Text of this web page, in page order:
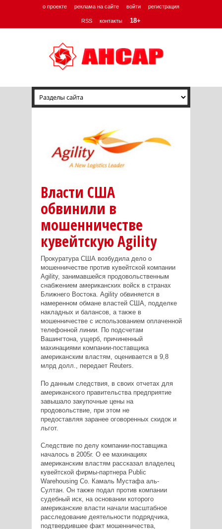
о проекте реклама на сайте войти регистрация
RSS контакты 18+
Власти США
обвинили в
мошенничестве
кувейтскую Agility
Прокуратура США возбудила дело о
мошенничестве против кувейтской компании
Agility, занимавшейся продовольственным
снабжением американских войск в странах
Ближнего Востока. Agility обвиняется в
намеренном обмане властей США, подделке
накладных и балансов, а также в
мошенничестве с использованием оплаченной
телефонной линии. По подсчетам
Вашингтона, ущерб, причиненный
махинациями компании-поставщика
американским властям, оценивается в 9,8
млрд долл., передает Reuters.
По данным следствия, в своих отчетах для
американского правительства предприятие
завышало закупочные цены на
продовольствие, при этом не
предоставляя заранее оговоренных скидок и
льгот.
Следствие по делу компании-поставщика
началось в 2005г. О ее махинациях
американским властям рассказал владелец
кувейтской фирмы-партнера Public
Warehousing Co. Камаль Мустафа аль-
Султан. Он также подал против компании
судебный иск, на основании которого
американские власти начали масштабное
расследование деятельности подрядчика,
подтвердившее факт мошенничества,